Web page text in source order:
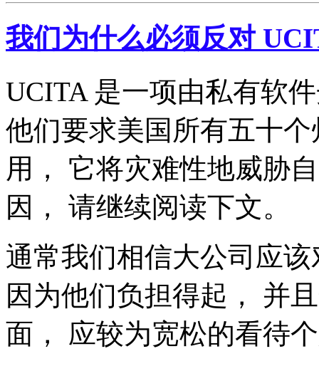
我们为什么必须反对
UCITA 是一项由私有软
他们要求美国所有五十
用， 它将灾难性地威胁
因， 请继续阅读下文。
通常我们相信大公司应
因为他们负担得起， 并
面， 应较为宽松的看待